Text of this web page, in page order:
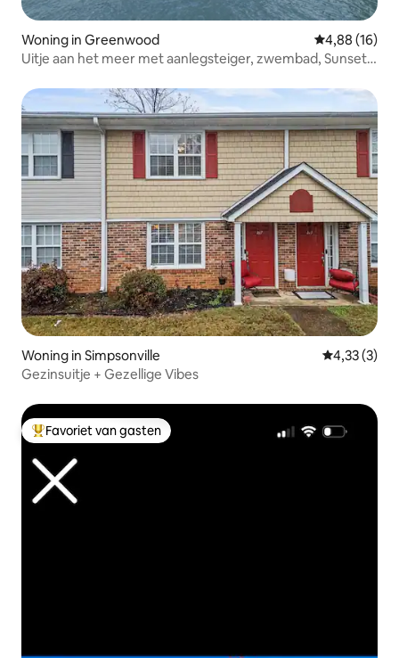
Woning in Greenwood Gemiddelde
4,88 (16)
Uitje aan het meer met aanlegsteiger, zwembad, Sunset
Woning in Simpsonville
4,33 (3)
Gezinsuitje + Gezellige Vibes
Topfavoriet van gasten
Favoriet van gasten